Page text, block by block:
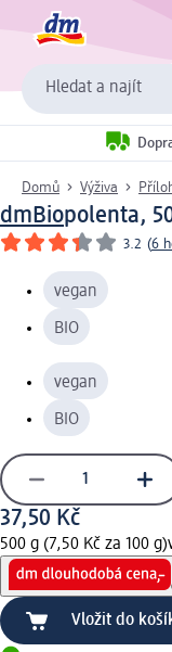
Hledat a najít
Domů Výživa
dmBiopolenta,
3.2 (6
vegan
BIO
vegan
BIO
37,50 Kč
500 g (7,50 Kč za 100 g)
Vložit do